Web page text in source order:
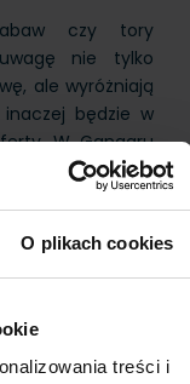
O plikach cookies
treści i
czy tory
nie tylko
ale wyróżniają
będzie w
W Gangaru
mamy wiele,
przeniosą
głowy, które